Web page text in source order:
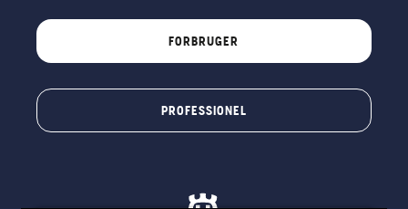
FORBRUGER
PROFESSIONEL